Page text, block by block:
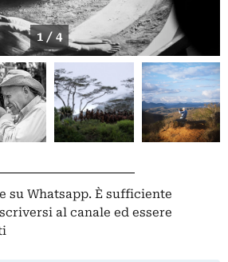
1 / 4
su Whatsapp. È sufficiente
al canale ed essere